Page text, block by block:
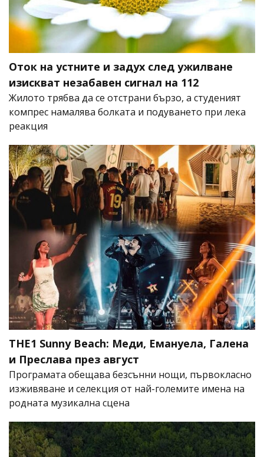
Оток на устните и задух след ужилване
изискват незабавен сигнал на 112
Жилото трябва да се отстрани бързо, а студеният
компрес намалява болката и подуването при лека
реакция
THE1 Sunny Beach: Меди, Емануела, Галена
и Преслава през август
Програмата обещава безсънни нощи, първокласно
изживяване и селекция от най-големите имена на
родната музикална сцена